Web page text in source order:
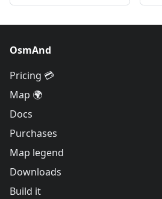
OsmAnd
Pricing 💳
Map 🌍
Docs
Purchases
Map legend
Downloads
Build it